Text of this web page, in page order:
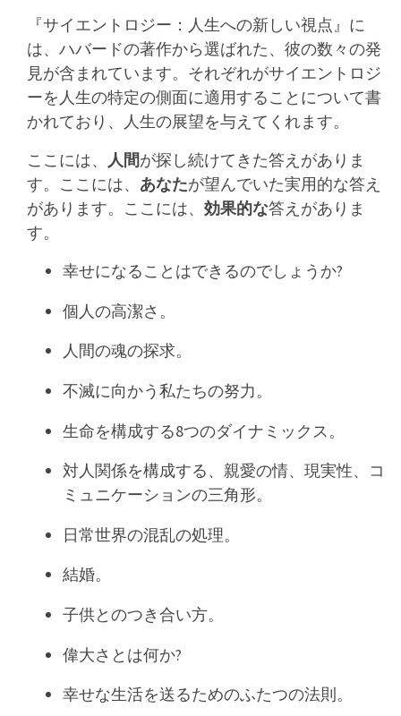
『サイエントロジー：人生への新しい視点』に
は、ハバードの著作から選ばれた、彼の数々の発
見が含まれています。それぞれがサイエントロジ
ーを人生の特定の側面に適用することについて書
かれており、人生の展望を与えてくれます。
ここには、 人間が探し続けてきた答えがありま
す。ここには、 あなたが望んでいた実用的な答え
があります。ここには、 効果的な答えがありま
す。
幸せになることはできるのでしょうか?
個人の高潔さ。
人間の魂の探求。
不滅に向かう私たちの努力。
生命を構成する8つのダイナミックス。
対人関係を構成する、親愛の情、現実性、コ
ミュニケーションの三角形。
日常世界の混乱の処理。
結婚。
子供とのつき合い方。
偉大さとは何か?
幸せな生活を送るためのふたつの法則。